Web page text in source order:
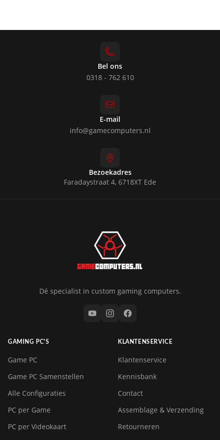
Bel ons
0318 - 762 610
E-mail
info@gamecomputers.nl
Bezoekadres
Faradaystraat 4, 6718XT Ede
Dé specialist in custom gaming computers.
GAMING PC'S
Game PC
Game PC Samenstellen
Alle Configuraties
PC per Game
PC per Videokaart
KLANTENSERVICE
Klantenservice
Kennisbank
Contact
Assemblage & Verzending
Retourneren